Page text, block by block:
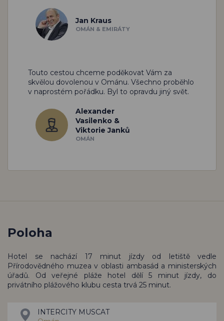
Jan Kraus
OMÁN & EMIRÁTY
Touto cestou chceme poděkovat Vám za
skvělou dovolenou v Ománu. Všechno proběhlo
v naprostém pořádku. Byl to opravdu jiný svět.
Alexander
Vasilenko &
Viktorie Janků
OMÁN
Poloha
Hotel se nachází 17 minut jízdy od letiště vedle
Přírodovědného muzea v oblasti ambasád a ministerských
úřadů. Od veřejné pláže hotel dělí 5 minut jízdy, do
privátního plážového klubu cesta trvá 25 minut.
INTERCITY MUSCAT